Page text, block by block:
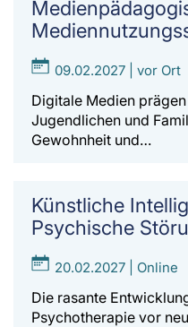
09.02.2027 | vor Ort
Digitale Medien
Jugendlichen und
Gewohnheit und…
Künstliche
Psychische
20.02.2027 | Online
Die rasante
Psychotherapie vor